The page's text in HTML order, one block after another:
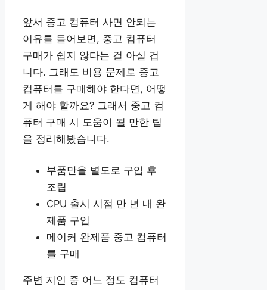
앞서 중고 컴퓨터 사면 안되는
이유를 들어보면, 중고 컴퓨터
구매가 쉽지 않다는 걸 아실 겁
니다. 그래도 비용 문제로 중고
컴퓨터를 구매해야 한다면, 어떻
게 해야 할까요? 그래서 중고 컴
퓨터 구매 시 도움이 될 만한 팁
을 정리해봤습니다.
부품만을 별도로 구입 후
조립
CPU 출시 시점 만 년 내 완
제품 구입
메이커 완제품 중고 컴퓨터
를 구매
주변 지인 중 어느 정도 컴퓨터